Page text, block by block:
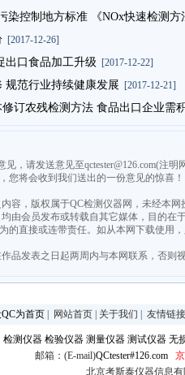
染控制地方标准 《NOx快速检测
[2017-12-26]
出口食品加工升级 [2017-12-22]
规范行业持续健康发展 [2017-12-21]
订农残检测方法 食品出口企业需
，请发送意见至qctester@126.com(注
您将会收到我们送出的一份意见的惊喜！
容，版权属于QC检测仪器网，未经本网
由会员发布或转载自其它媒体，目的在
的直接或连带责任。如从本网下载使用
品发表之日起两周内与本网联系，否则视
为首页 网站首页 关于我们 友情链接
检测仪器 检验仪器 测量仪器 测试仪器 无
邮箱：(E-mail)QCtester#126.com
北京考斯泰仪器信息